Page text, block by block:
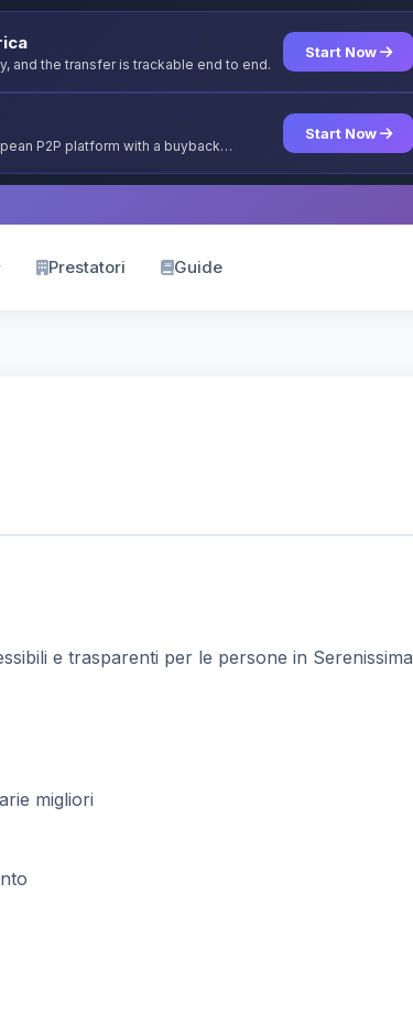
and the transfer is trackable end to end.
Start Now
P2P platform with a buyback
Start Now
Prestatori Guide
e trasparenti per le persone in Serenissima
migliori